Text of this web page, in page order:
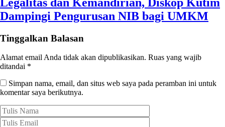
Dampingi Pengurusan NIB bagi UMKM
Tinggalkan Balasan
Alamat email Anda tidak akan dipublikasikan. Ruas yang wajib
ditandai *
Simpan nama, email, dan situs web saya pada peramban ini untuk
komentar saya berikutnya.